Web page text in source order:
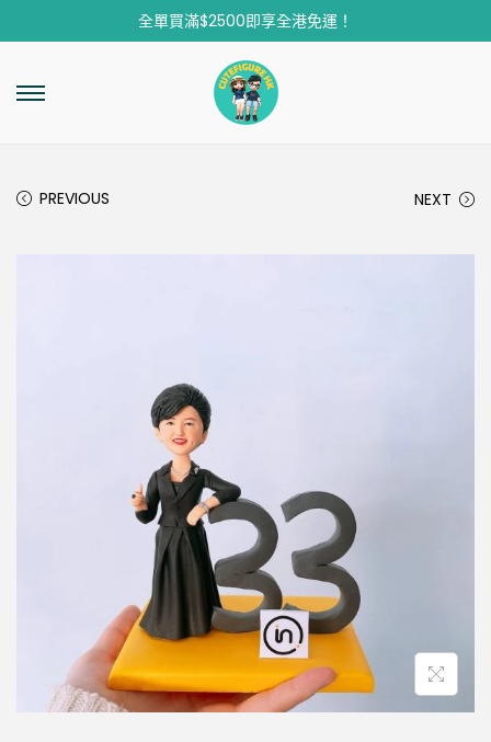
全單買滿$2500即享全港免運！
PREVIOUS NEXT